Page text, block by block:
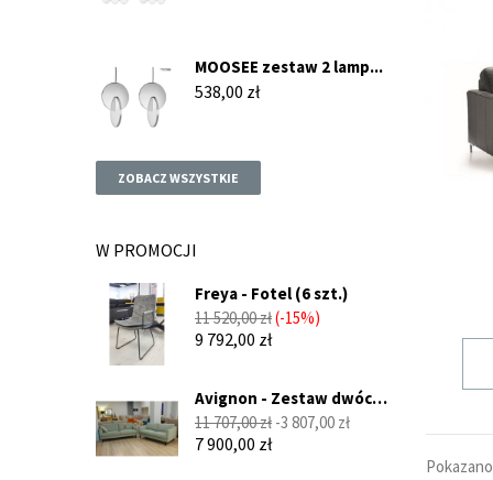
MOOSEE zestaw 2 lamp...
Cena
538,00 zł
ZOBACZ WSZYSTKIE
W PROMOCJI
Freya - Fotel (6 szt.)
Cena
podstawowa
11 520,00 zł -15%
9 792,00 zł
Avignon - Zestaw dwóch
sof...
Cena
podstawowa
11 707,00 zł -3 807,00 złCena
7 900,00 zł